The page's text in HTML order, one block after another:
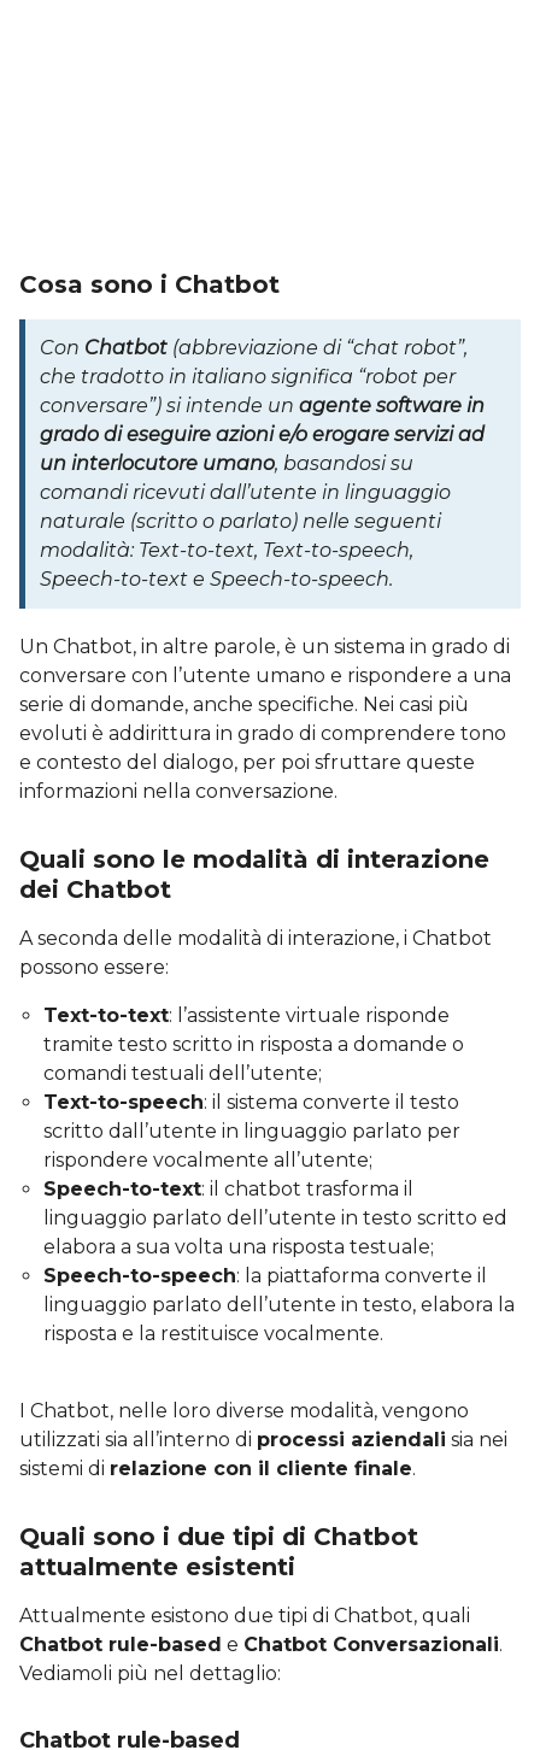
Cosa sono i Chatbot
Con Chatbot (abbreviazione di “chat robot”,
che tradotto in italiano significa “robot per
conversare”) si intende un agente software in
grado di eseguire azioni e/o erogare servizi ad
un interlocutore umano, basandosi su
comandi ricevuti dall’utente in linguaggio
naturale (scritto o parlato) nelle seguenti
modalità: Text-to-text, Text-to-speech,
Speech-to-text e Speech-to-speech.
Un Chatbot, in altre parole, è un sistema in grado di
conversare con l’utente umano e rispondere a una
serie di domande, anche specifiche. Nei casi più
evoluti è addirittura in grado di comprendere tono
e contesto del dialogo, per poi sfruttare queste
informazioni nella conversazione.
Quali sono le modalità di interazione
dei Chatbot
A seconda delle modalità di interazione, i Chatbot
possono essere:
Text-to-text: l’assistente virtuale risponde
tramite testo scritto in risposta a domande o
comandi testuali dell’utente;
Text-to-speech: il sistema converte il testo
scritto dall’utente in linguaggio parlato per
rispondere vocalmente all’utente;
Speech-to-text: il chatbot trasforma il
linguaggio parlato dell’utente in testo scritto ed
elabora a sua volta una risposta testuale;
Speech-to-speech: la piattaforma converte il
linguaggio parlato dell’utente in testo, elabora la
risposta e la restituisce vocalmente.
I Chatbot, nelle loro diverse modalità, vengono
utilizzati sia all’interno di processi aziendali sia nei
sistemi di relazione con il cliente finale.
Quali sono i due tipi di Chatbot
attualmente esistenti
Attualmente esistono due tipi di Chatbot, quali
Chatbot rule-based e Chatbot Conversazionali.
Vediamoli più nel dettaglio:
Chatbot rule-based